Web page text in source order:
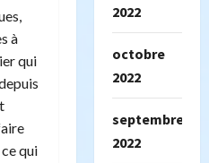
à
qui
qui
2022
octobre
2022
septembre
2022